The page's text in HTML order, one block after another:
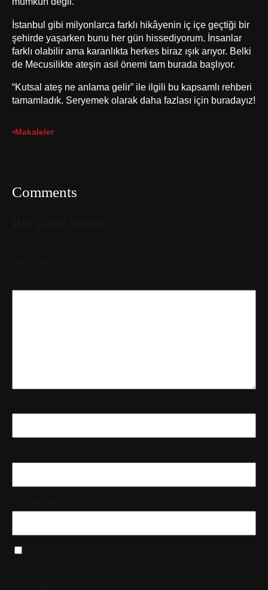
İstanbul gibi milyonlarca farklı hikâyenin iç içe geçtiği bir
şehirde yaşarken bunu her gün hissediyorum. İnsanlar
farklı olabilir ama karanlıkta herkes biraz ışık arıyor. Belki
de Mecusilikte ateşin asıl önemi tam burada başlıyor.
“Kutsal ateş ne anlama gelir” ile ilgili bu kapsamlı rehberi
tamamladık. Seryemek olarak daha fazlası için buradayız!
•Makaleler
Comments